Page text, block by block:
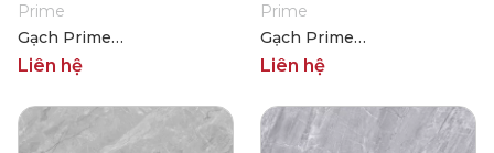
Prime
Gạch Prime
03.100100.21010
Liên hệ
Prime
Gạch Prime
03.100100.21009
Liên hệ